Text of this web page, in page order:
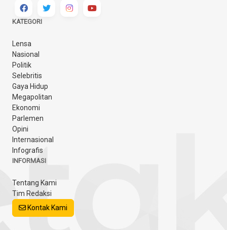
KATEGORI
Lensa
Nasional
Politik
Selebritis
Gaya Hidup
Megapolitan
Ekonomi
Parlemen
Opini
Internasional
Infografis
INFORMASI
Tentang Kami
Tim Redaksi
Kontak Kami